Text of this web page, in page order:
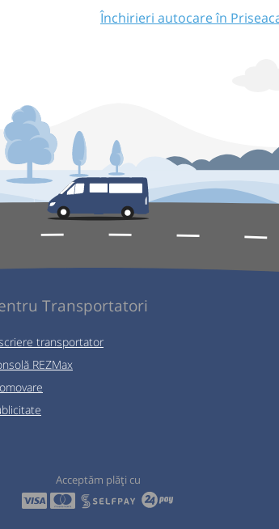
Închirieri autocare în
Transportatori
transportator
REZMax
Acceptăm plăți cu